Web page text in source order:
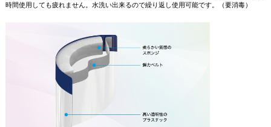
時間使用しても疲れません。水洗い出来るので繰り返し使用可能です。（要消毒）